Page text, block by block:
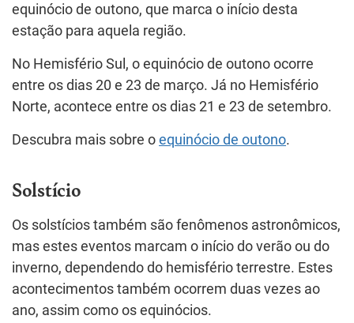
equinócio de outono, que marca o início desta
estação para aquela região.
No Hemisfério Sul, o equinócio de outono ocorre
entre os dias 20 e 23 de março. Já no Hemisfério
Norte, acontece entre os dias 21 e 23 de setembro.
Descubra mais sobre o equinócio de outono.
Solstício
Os solstícios também são fenômenos astronômicos,
mas estes eventos marcam o início do verão ou do
inverno, dependendo do hemisfério terrestre. Estes
acontecimentos também ocorrem duas vezes ao
ano, assim como os equinócios.